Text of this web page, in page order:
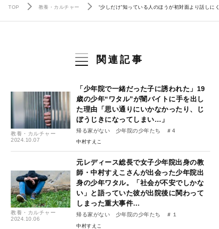
TOP 教養・カルチャー “少しだけ”知っている人のほうが初対面より話し
関連記事
教養・カルチャー
2024.10.07
「少年院で一緒だった子に誘われた」19
歳の少年“ワタル”が闇バイトに手を出し
た理由「思い通りにいかなかったり、じ
ぼうじきになってしまい…」
帰る家がない 少年院の少年たち ＃4
中村すえこ
教養・カルチャー
2024.10.06
元レディース総長で女子少年院出身の教
師・中村すえこさんが出会った少年院出
身の少年ワタル。「社会が不安でしかな
い」と語っていた彼が出院後に関わって
しまった重大事件…
帰る家がない 少年院の少年たち ＃１
中村すえこ